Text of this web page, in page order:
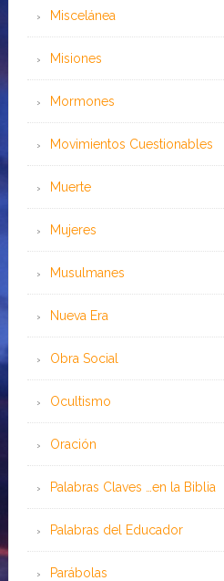
Miscelánea
Misiones
Mormones
Movimientos Cuestionables
Muerte
Mujeres
Musulmanes
Nueva Era
Obra Social
Ocultismo
Oración
Palabras Claves …en la Biblia
Palabras del Educador
Parábolas